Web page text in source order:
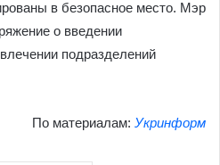
в безопасное место. Мэр
о введении
подразделений
По материалам: Укринформ